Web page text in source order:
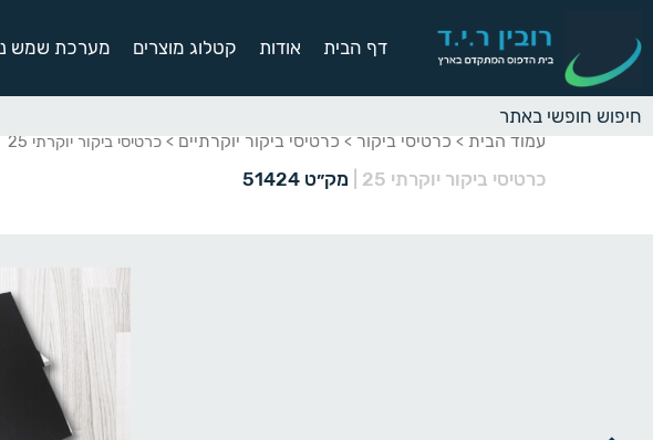
דף הבית אודות קטלוג מוצרים מערכת שמש
עמוד הבית > כרטיסי ביקור > כרטיסי ביקור יוקרתיים > כרטיסי ביקור יוקרתי 25
כרטיסי ביקור יוקרתי 25 מק״ט 51424